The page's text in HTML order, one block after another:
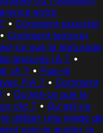
entre
• Comment exporter
• Comment texturer
ce que le texturage
textures IA ? •
IA ? • Puis-je
l'IA ? • Comment
• Qu'est-ce que la
clic ? • Qu'est-ce
utiliser une image de
puis-je ajuster la